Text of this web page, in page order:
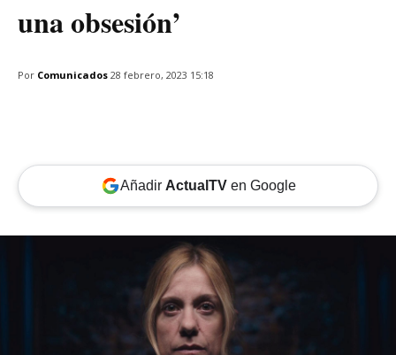
una obsesión’
Por Comunicados 28 febrero, 2023 15:18
Añadir ActualTVen Google